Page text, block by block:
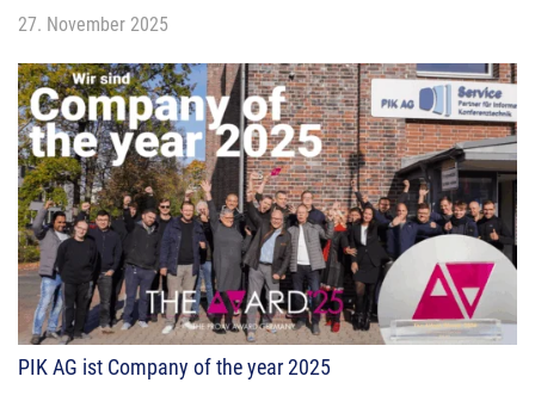
27. November 2025
PIK AG ist Company of the year 2025